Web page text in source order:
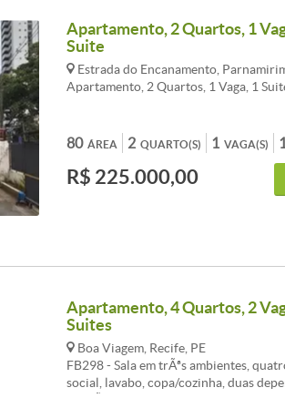
Apartamento, 2 Quartos, 1
Suite
Estrada do Encanamento,
Apartamento, 2 Quartos, 1 Vaga, 1
ÁREA
80 QUARTO(S)
2 VAGA(S)
1
R$ 225.000,00
Apartamento, 4 Quartos, 2
Suites
Boa Viagem, Recife, PE
FB298 - Sala em trÃªs ambientes,
social, lavabo, copa/cozinha, duas